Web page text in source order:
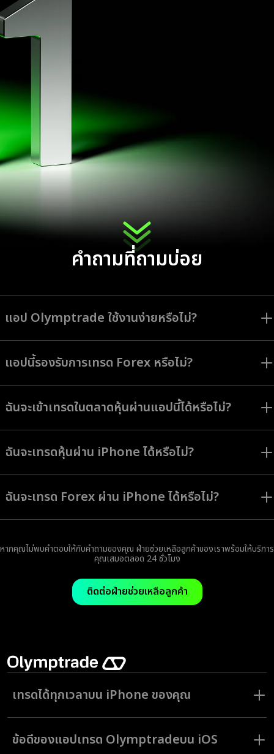
คำถามที่ถามบ่อย
แอป Olymptrade ใช้งานง่ายหรือไม่?
แอป Olymptrade ออกแบบมาเพื่อช่วยให้นักเทรดทุกระดับสามารถใช้งานหน้าจอ
อินเทอร์เฟซและใช้เครื่องมือทั้งหมดได้อย่างง่ายดาย
แอปนี้รองรับการเทรด Forex หรือไม่?
แอป Olymptrade ให้บริการโหมด Forex โหมดการเทรด กลยุทธ์ และสินทรัพย์ที่
มีให้เลือกหลากหลายเหมาะสมเป็นอย่างยิ่งสำหรับผู้ใช้ที่มีสไตล์การเทรด และความ
ชอบที่แตกต่างกันออกไป
ฉันจะเข้าเทรดในตลาดหุ้นผ่านแอปนี้ได้หรือไม่?
คุณสามารถเข้าเทรดหุ้น สกุลเงิน ดัชนีและสินทรัพย์รูปแบบอื่น ๆ ได้ในแอป
Olymptrade
ฉันจะเทรดหุ้นผ่าน iPhone ได้หรือไม่?
แน่นอน แอปเทรด iOS ของ Olymptrade ให้คุณเทรดหุ้นโดยมีตราสารการเทรด
และเครื่องมือต่าง ๆ พร้อมให้บริการเหมือนกันกับในแพลตฟอร์มอื่น ๆ
ฉันจะเทรด Forex ผ่าน iPhone ได้หรือไม่?
แน่นอน แอปเทรด iOS ของ Olymptrade ให้คุณเทรด Forex โดยมีตราสารการ
หากคุณไม่พบคำตอบให้กับคำถามของคุณ ฝ่ายช่วยเหลือลูกค้าของเราพร้อมให้บริการ
คุณเสมอตลอด 24 ชั่วโมง
ติดต่อฝ่ายช่วยเหลือลูกค้า
เทรดได้ทุกเวลาบน iPhone ของคุณ
ในโลกปัจจุบันที่เปลี่ยนแปลงอย่างรวดเร็ว การเข้าถึงการลงทุนของคุณได้
ตลอดเวลาถือว่าสำคัญมาก ด้วยแอปเทรด Olymptrade บน iOS คุณไม่
จำเป็นต้องผูกติดกับเดสก์ท็อปอีกต่อไป
ข้อดีของแอปเทรด Olymptradeบน iOS